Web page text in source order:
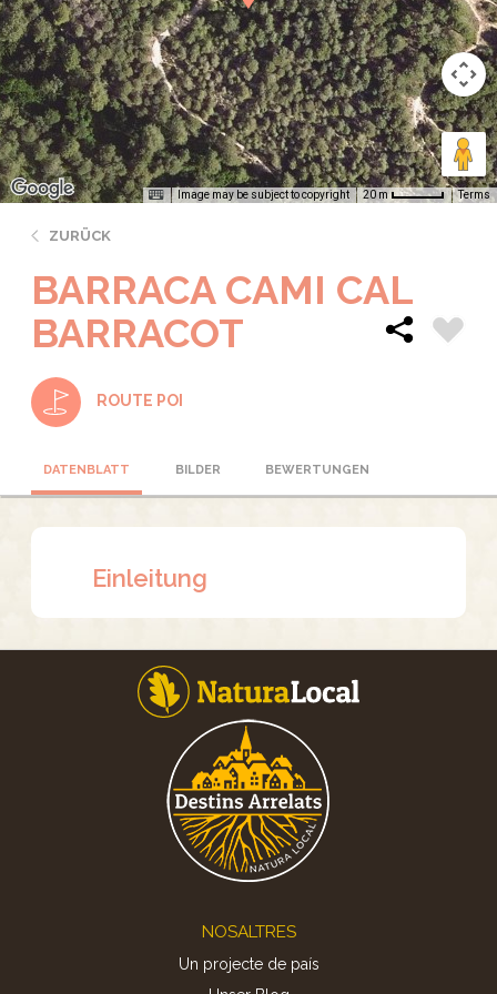
Image may be subject to copyright 20 m Terms
ZURÜCK
BARRACA CAMI CAL
BARRACOT
ROUTE POI
DATENBLATT BILDER BEWERTUNGEN
Einleitung
NOSALTRES
Un projecte de país